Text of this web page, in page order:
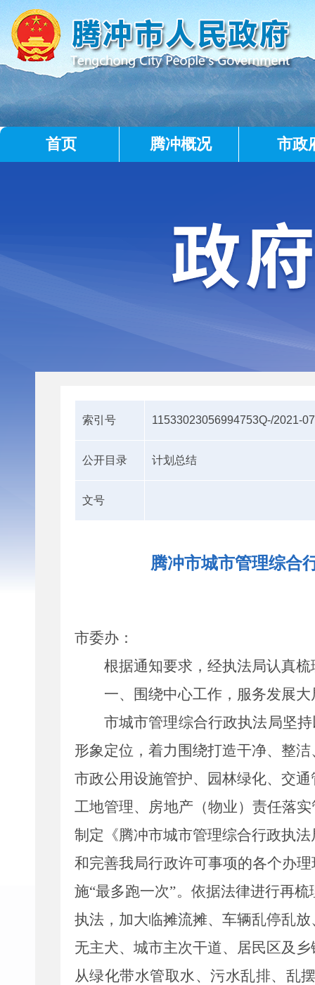
首页 腾冲概况 市政
索引号 11533023056994753Q-/2021-
公开目录 计划总结
文号
腾冲市城市管理综合
市委办：
根据通知要求，经执法局认真
一、围绕中心工作，服务发展大
市城市管理综合行政执法局坚持
形象定位，着力围绕打造干净、整
市政公用设施管护、园林绿化、交通
工地管理、房地产（物业）责任落
制定 《腾冲市城市管理综合行政执
和完善我局行政许可事项的各个办
施“最多跑一次”。依据法律进行再
执法，加大临摊流摊、车辆乱停乱
无主犬、城市主次干道、居民区及
从绿化带水管取水、污水乱排、乱